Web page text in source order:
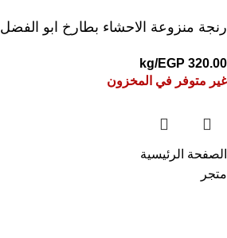
رنجة منزوعة الاحشاء بطارخ ابو الفضل
EGP 320.00
/kg
غير متوفر في المخزون
الصفحة الرئيسية
متجر